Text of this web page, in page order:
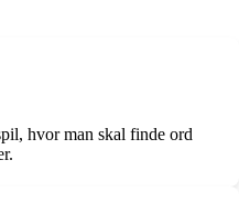
hvor man skal finde ord